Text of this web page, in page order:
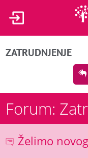
ZATRUDNJENJE
Forum:
Želimo